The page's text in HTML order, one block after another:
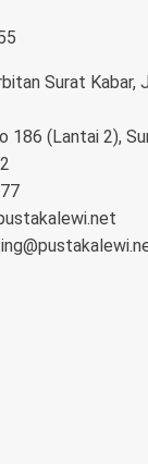
Surat Kabar,
186 (Lantai 2),